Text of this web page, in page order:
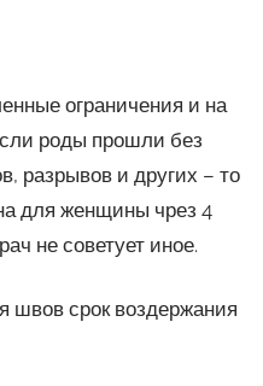
ограничения и на
роды прошли без
разрывов и других – то
для женщины чрез 4
не советует иное.
швов срок воздержания